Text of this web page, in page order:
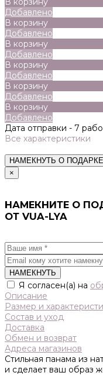
Добавлено
В корзину
Добавлено
В корзину
Добавлено
В корзину
Добавлено
В корзину
Добавлено
В корзину
Добавлено
Дата отправки - 7
Все характеристики
НАМЕКНУТЬ О ПОДАРКЕ
×
НАМЕКНИТЕ О
ОТ VUA-LYA
НАМЕКНУТЬ
Я согласен(а) на
Описание
Размер и
Состав и уход
Доставка
Обмен и возврат
Адреса магазинов
Стильная панама из
и сделает ваш образ